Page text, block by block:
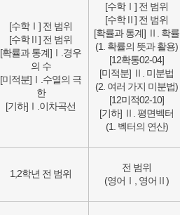
[수학Ⅰ] 전 범위
[수학Ⅱ] 전 범위
[확률과 통계]Ⅰ.경우
의 수
[미적분]Ⅰ.수열의 극
한
[기하]Ⅰ.이차곡선
[수학Ⅰ] 전 범위
[수학Ⅱ] 전 범위
[확률과 통계] Ⅱ. 확률
(1. 확률의 뜻과 활용)
[12확통02-04]
[미적분] Ⅱ. 미분법
(2. 여러 가지 미분법)
[12미적02-10]
[기하] Ⅱ. 평면벡터
(1. 벡터의 연산)
1,2학년 전 범위
전 범위
(영어Ⅰ, 영어Ⅱ)